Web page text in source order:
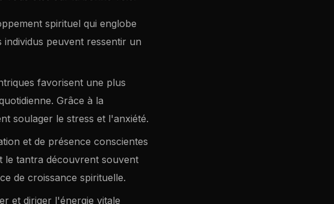
spirituel qui englobe
individus peuvent ressentir un
favorisent une plus
Grâce à la
soulager le stress et l'anxiété.
et de présence conscientes
le tantra découvrent souvent
de croissance spirituelle.
et diriger l'énergie vitale